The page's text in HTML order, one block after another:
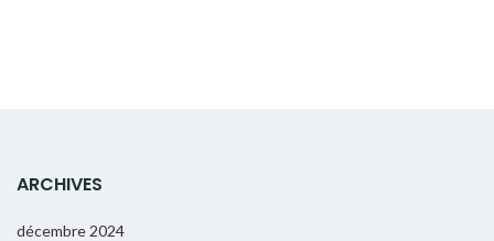
ARCHIVES
décembre 2024